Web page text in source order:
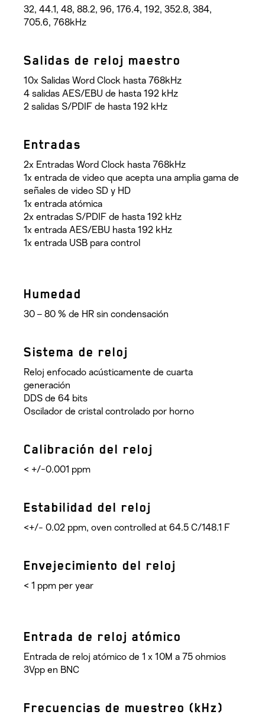
32, 44.1, 48, 88.2, 96, 176.4, 192, 352.8, 384,
705.6, 768kHz
Salidas de reloj maestro
10x Salidas Word Clock hasta 768kHz
4 salidas AES/EBU de hasta 192 kHz
2 salidas S/PDIF de hasta 192 kHz
Entradas
2x Entradas Word Clock hasta 768kHz
1x entrada de video que acepta una amplia gama de
señales de video SD y HD
1x entrada atómica
2x entradas S/PDIF de hasta 192 kHz
1x entrada AES/EBU hasta 192 kHz
1x entrada USB para control
Humedad
30 – 80 % de HR sin condensación
Sistema de reloj
Reloj enfocado acústicamente de cuarta
generación
DDS de 64 bits
Oscilador de cristal controlado por horno
Calibración del reloj
< +/-0.001 ppm
Estabilidad del reloj
<+/- 0.02 ppm, oven controlled at 64.5 C/148.1 F
Envejecimiento del reloj
< 1 ppm per year
Entrada de reloj atómico
Entrada de reloj atómico de 1 x 10M a 75 ohmios
3Vpp en BNC
Frecuencias de muestreo (kHz)